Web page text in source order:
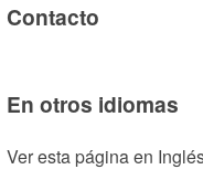
Contacto
En otros idiomas
Ver esta página en